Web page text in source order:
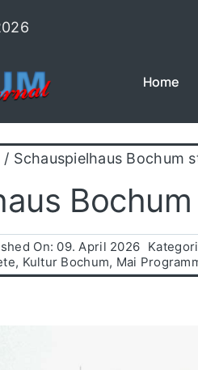
Home
Schauspielhaus Bochum
On: 09. April 2026
, Kultur Bochum, Mai